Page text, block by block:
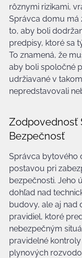
rôznymi rizikami,
Správca domu má
to, aby boli
predpisy, ktoré sa
To znamená, že
aby boli spoločné
udržiavané v
nepredstavovali
Zodpovednosť
Bezpečnosť
Správca bytového
postavou pri
bezpečnosti. Jeho
dohľad nad
budovy, ale aj nad
pravidiel, ktoré
nebezpečným
pravidelné
plynových